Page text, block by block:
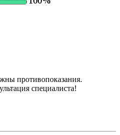
противопоказания.
специалиста!